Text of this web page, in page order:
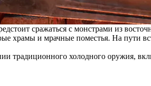
сражаться с монстрами из
храмы и мрачные поместья. На пути
традиционного холодного оружия,